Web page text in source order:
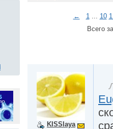
← 1... 10
Всего
KISSlaya